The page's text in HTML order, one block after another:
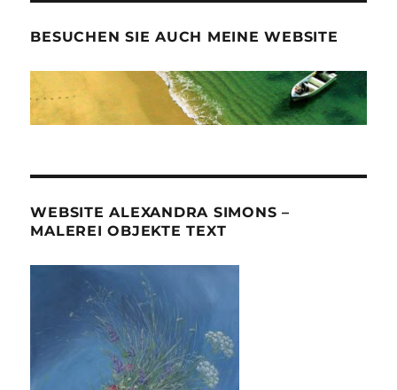
BESUCHEN SIE AUCH MEINE WEBSITE
WEBSITE ALEXANDRA SIMONS –
MALEREI OBJEKTE TEXT